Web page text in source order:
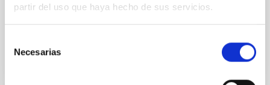
partir del uso que haya hecho de sus servicios.
Necesarias